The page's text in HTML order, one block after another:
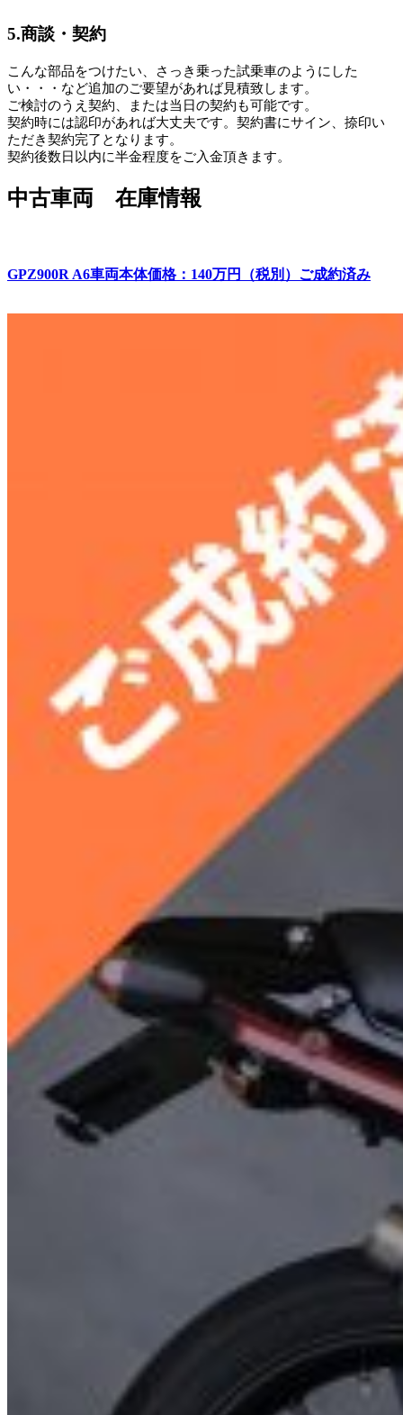
5.商談・契約
こんな部品をつけたい、さっき乗った試乗車のようにした
い・・・など追加のご要望があれば見積致します。
ご検討のうえ契約、または当日の契約も可能です。
契約時には認印があれば大丈夫です。契約書にサイン、捺印い
ただき契約完了となります。
契約後数日以内に半金程度をご入金頂きます。
中古車両 在庫情報
GPZ900R A6車両本体価格：140万円（税別）ご成約済み